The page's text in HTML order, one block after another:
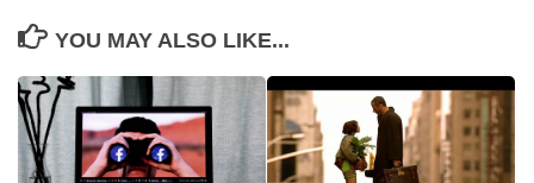
YOU MAY ALSO LIKE...